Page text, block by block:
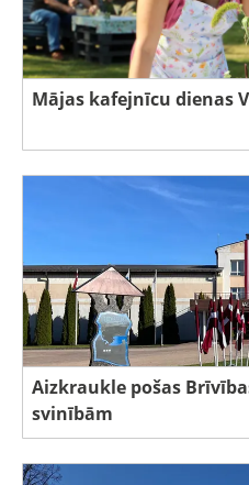
Mājas kafejnīcu dienas
Aizkraukle pošas
svinībām